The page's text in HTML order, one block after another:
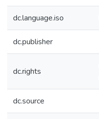
dc.language.iso
dc.publisher
dc.rights
dc.source